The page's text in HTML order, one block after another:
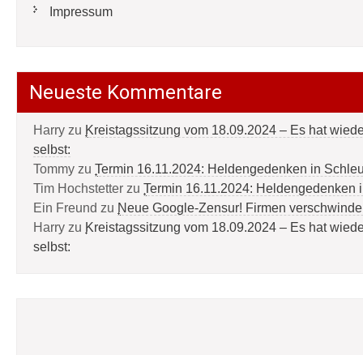
Impressum
Neueste Kommentare
Harry zu Kreistagssitzung vom 18.09.2024 – Es hat
selbst:
Tommy zu Termin 16.11.2024: Heldengedenken in
Tim Hochstetter zu Termin 16.11.2024: Heldengedenken
Ein Freund zu Neue Google-Zensur! Firmen
Harry zu Kreistagssitzung vom 18.09.2024 – Es hat
selbst: